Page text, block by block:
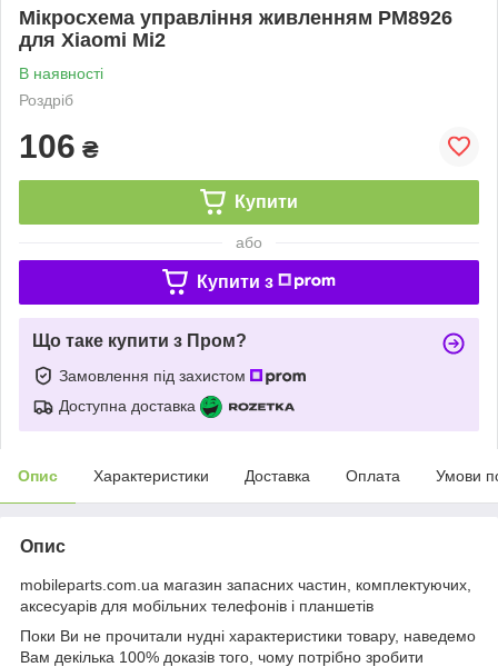
Мікросхема управління живленням PM8926
для Xiaomi Mi2
В наявності
Роздріб
106 ₴
Купити
або
Купити з
Що таке купити з Пром?
Замовлення під захистом
Доступна доставка
Опис Характеристики Доставка Оплата Умови
Опис
mobileparts.com.ua магазин запасних частин, комплектуючих,
аксесуарів для мобільних телефонів і планшетів
Поки Ви не прочитали нудні характеристики товару, наведемо
Вам декілька 100% доказів того, чому потрібно зробити